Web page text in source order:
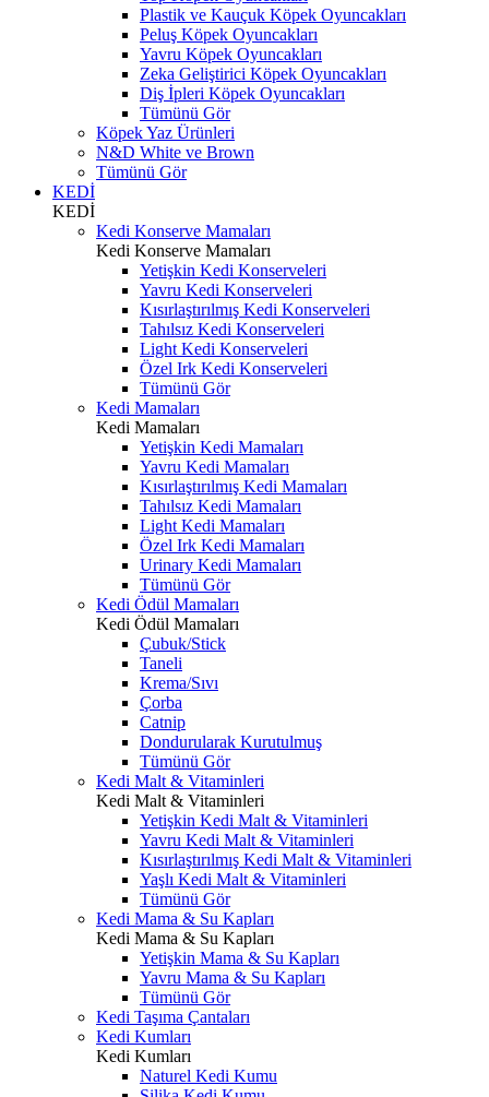
Plastik ve Kauçuk Köpek Oyuncakları
Peluş Köpek Oyuncakları
Yavru Köpek Oyuncakları
Zeka Geliştirici Köpek Oyuncakları
Diş İpleri Köpek Oyuncakları
Tümünü Gör
Köpek Yaz Ürünleri
N&D White ve Brown
Tümünü Gör
KEDİ
KEDİ
Kedi Konserve Mamaları
Kedi Konserve Mamaları
Yetişkin Kedi Konserveleri
Yavru Kedi Konserveleri
Kısırlaştırılmış Kedi Konserveleri
Tahılsız Kedi Konserveleri
Light Kedi Konserveleri
Özel Irk Kedi Konserveleri
Tümünü Gör
Kedi Mamaları
Kedi Mamaları
Yetişkin Kedi Mamaları
Yavru Kedi Mamaları
Kısırlaştırılmış Kedi Mamaları
Tahılsız Kedi Mamaları
Light Kedi Mamaları
Özel Irk Kedi Mamaları
Urinary Kedi Mamaları
Tümünü Gör
Kedi Ödül Mamaları
Kedi Ödül Mamaları
Çubuk/Stick
Taneli
Krema/Sıvı
Çorba
Catnip
Dondurularak Kurutulmuş
Tümünü Gör
Kedi Malt & Vitaminleri
Kedi Malt & Vitaminleri
Yetişkin Kedi Malt & Vitaminleri
Yavru Kedi Malt & Vitaminleri
Kısırlaştırılmış Kedi Malt & Vitaminleri
Yaşlı Kedi Malt & Vitaminleri
Tümünü Gör
Kedi Mama & Su Kapları
Kedi Mama & Su Kapları
Yetişkin Mama & Su Kapları
Yavru Mama & Su Kapları
Tümünü Gör
Kedi Taşıma Çantaları
Kedi Kumları
Kedi Kumları
Naturel Kedi Kumu